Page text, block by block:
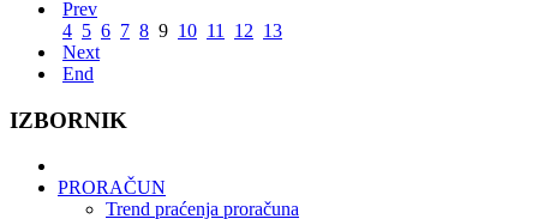
Prev
4 5 6 7 8 9 10 11 12 13
Next
End
IZBORNIK
PRORAČUN
Trend praćenja proračuna